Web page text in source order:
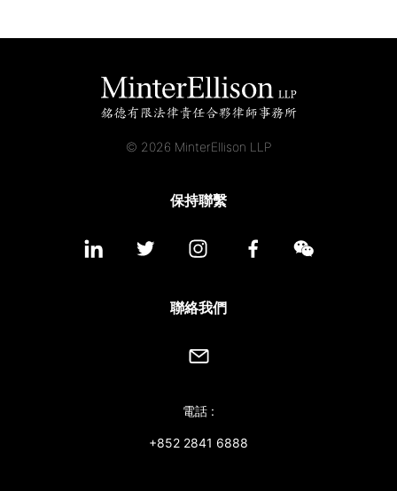
© 2026 MinterEllison LLP
保持聯繫
聯絡我們
電話 :
+852 2841 6888